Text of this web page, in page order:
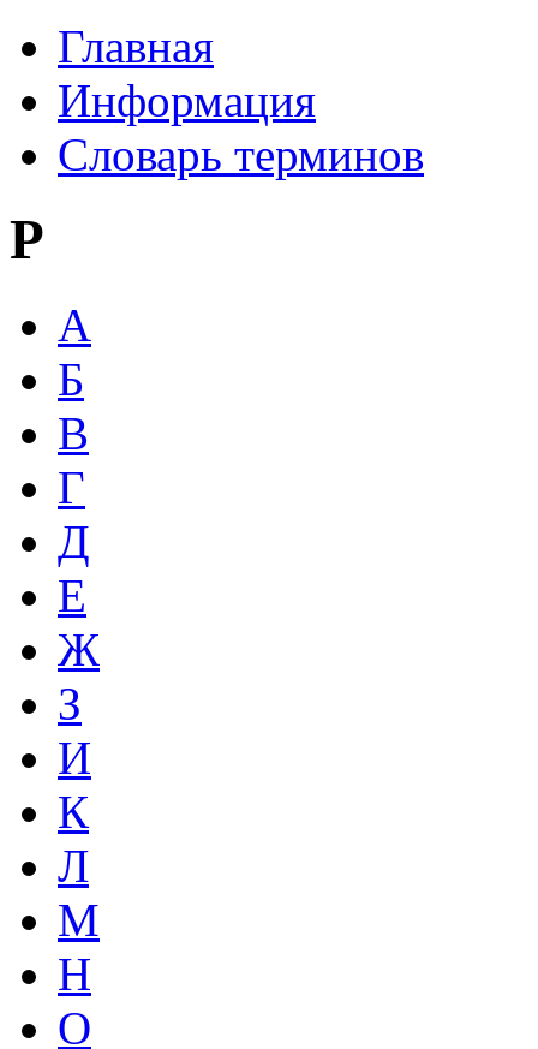
Главная
Информация
Словарь терминов
Р
А
Б
В
Г
Д
Е
Ж
З
И
К
Л
М
Н
О